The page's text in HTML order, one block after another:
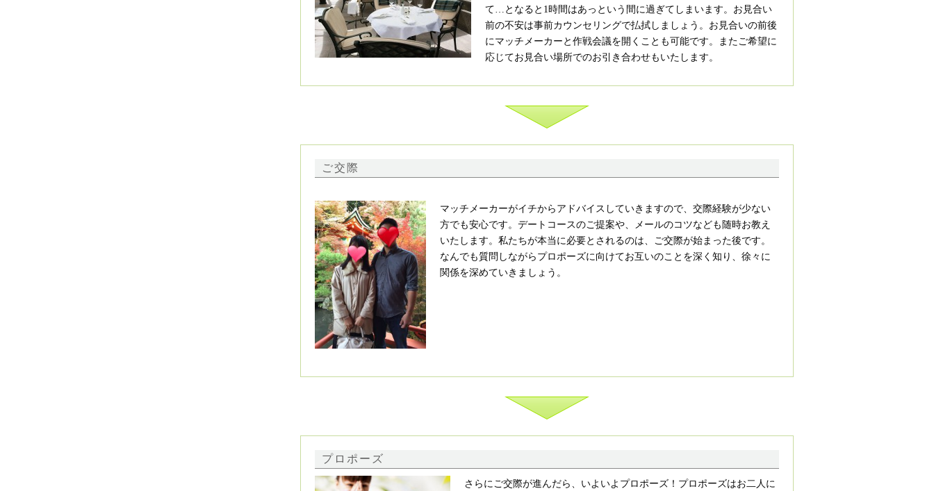
て…となると1時間はあっという間に過ぎてしまいます。お見合い
前の不安は事前カウンセリングで払拭しましょう。お見合いの前後
にマッチメーカーと作戦会議を開くことも可能です。またご希望に
応じてお見合い場所でのお引き合わせもいたします。
ご交際
マッチメーカーがイチからアドバイスしていきますので、交際経験が少ない
方でも安心です。デートコースのご提案や、メールのコツなども随時お教え
いたします。私たちが本当に必要とされるのは、ご交際が始まった後です。
なんでも質問しながらプロポーズに向けてお互いのことを深く知り、徐々に
関係を深めていきましょう。
プロポーズ
さらにご交際が進んだら、いよいよプロポーズ！プロポーズはお二人に